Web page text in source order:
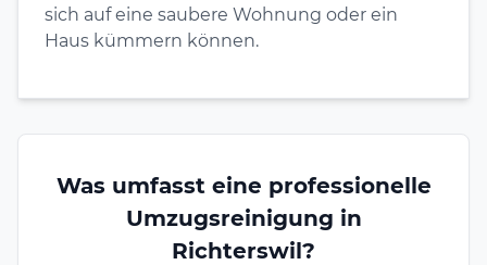
sich auf eine saubere Wohnung oder ein
Haus kümmern können.
Was umfasst eine professionelle
Umzugsreinigung in
Richterswil?